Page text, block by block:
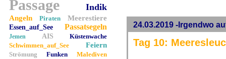
Passage Indik
Angeln Piraten Meerestiere
Essen_auf_See Passatsegeln
Jemen AIS
Küstenwache
Schwimmen_auf_See
Feiern
Strömung Funken Malediven
24.03.2019 -Irgendwo
Tag 10: